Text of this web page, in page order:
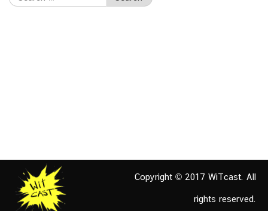
for:
Copyright © 2017 WiTcast. All
rights reserved.